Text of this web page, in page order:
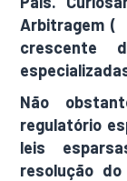
Arbitragem (
crescente
Não
regulatório
leis
resolução